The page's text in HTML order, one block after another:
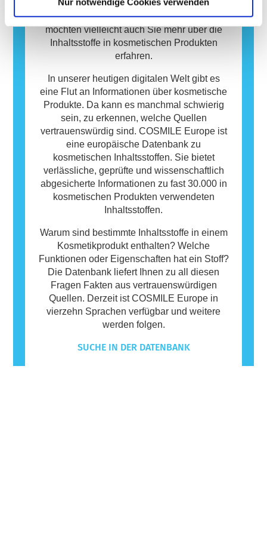
über sieben verschiedene kosmetische
Produkte. Ist das bei Ihnen auch so? Dann
möchten vielleicht auch Sie mehr über die
Inhaltsstoffe in kosmetischen Produkten
erfahren.
In unserer heutigen digitalen Welt gibt es
eine Flut an Informationen über kosmetische
Produkte. Da kann es manchmal schwierig
sein, zu erkennen, welche Quellen
vertrauenswürdig sind. COSMILE Europe ist
eine europäische Datenbank zu
kosmetischen Inhaltsstoffen. Sie bietet
verlässliche, geprüfte und wissenschaftlich
abgesicherte Informationen zu fast 30.000 in
kosmetischen Produkten verwendeten
Inhaltsstoffen.
Warum sind bestimmte Inhaltsstoffe in einem
Kosmetikprodukt enthalten? Welche
Funktionen oder Eigenschaften hat ein Stoff?
Die Datenbank liefert Ihnen zu all diesen
Fragen Fakten aus vertrauenswürdigen
Quellen. Derzeit ist COSMILE Europe in
vierzehn Sprachen verfügbar und weitere
werden folgen.
SUCHE IN DER DATENBANK